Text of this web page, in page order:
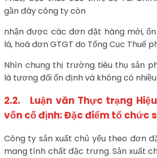
gần đây công ty còn
nhận được các đơn đặt hàng mới,
lá, hoá đơn GTGT do Tổng Cục Thuế
Nhìn chung thị trường tiêu thụ sản
là tương đối ổn định và không có
2.2. Luận văn Thực trạng
vốn cố định: Đặc điểm tổ chức
Công ty sản xuất chủ yếu theo đơn
mang tính chất đặc trưng. Sản xuất